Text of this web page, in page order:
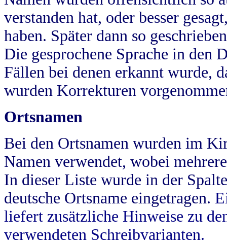
verstanden hat, oder besser
haben. Später dann so
Die gesprochene Sprache in
Fällen bei denen erkannt wurde,
wurden Korrekturen
Ortsnamen
Bei den Ortsnamen wurden im
Namen verwendet, wobei
In dieser Liste wurde in der
deutsche Ortsname eingetragen.
liefert zusätzliche Hinweise zu
verwendeten Schreibvarianten.